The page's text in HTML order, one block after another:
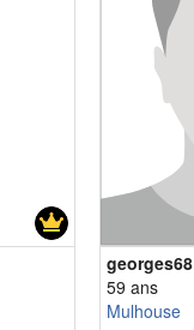
georges68
59 ans
Mulhouse